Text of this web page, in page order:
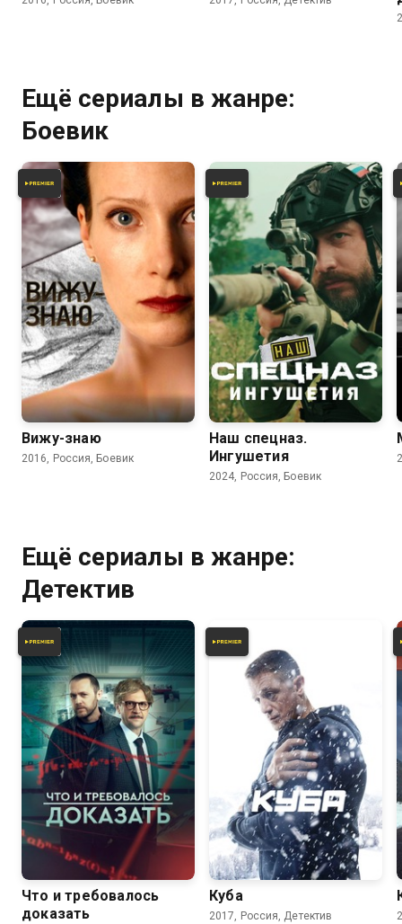
Ещё сериалы в жанре:
Боевик
6.1
Вижу-знаю
2016, Россия, Боевик
Наш спецназ.
Ингушетия
2024, Россия, Боевик
Ещё сериалы в жанре:
Детектив
6.8
Что и требовалось
доказать
8.0
Куба
2017, Россия, Детектив